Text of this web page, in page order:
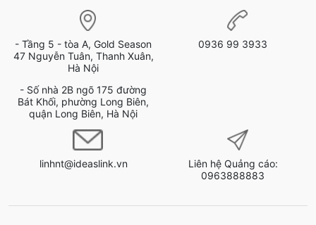
- Tầng 5 - tòa A, Gold Season
47 Nguyễn Tuân, Thanh Xuân,
Hà Nội
- Số nhà 2B ngõ 175 đường
Bát Khối, phường Long Biên,
quận Long Biên, Hà Nội
0936 99 3933
linhnt@ideaslink.vn
Liên hệ Quảng cáo:
0963888883